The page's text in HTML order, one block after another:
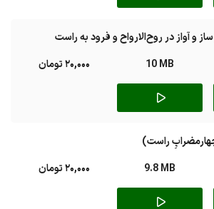
ساز و آواز در روح‌الارواح و فرود به راست
10 MB 20,000 تومان
راست)
9.8 MB 20,000 تومان